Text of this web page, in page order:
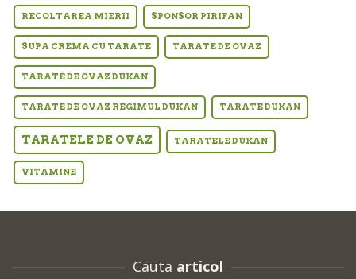
RECOLTAREA MIERII SPONSOR PIRIFAN
SUPA CREMA CU TARATE TARATE DE OVAZ
TARATE DE OVAZ DUKAN
TARATE DE OVAZ REGIMUL DUKAN TARATE DUKAN
TARATELE DE OVAZ TARATELE DUKAN
VITAMINE
Cauta articol